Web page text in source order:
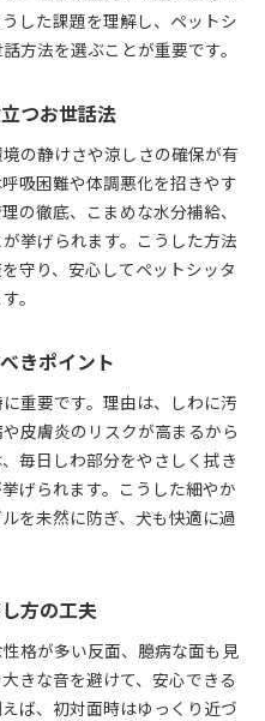
した課題を理解し、ペットシ
方法を選ぶことが重要です。
つお世話法
の静けさや涼しさの確保が有
吸困難や体調悪化を招きやす
の徹底、こまめな水分補給、
挙げられます。こうした方法
守り、安心してペットシッタ
。
きポイント
重要です。理由は、しわに汚
皮膚炎のリスクが高まるから
毎日しわ部分をやさしく拭き
げられます。こうした細やか
を未然に防ぎ、犬も快適に過
方の工夫
格が多い反面、臆病な面も見
きな音を避けて、安心できる
ば、初対面時はゆっくり近づ